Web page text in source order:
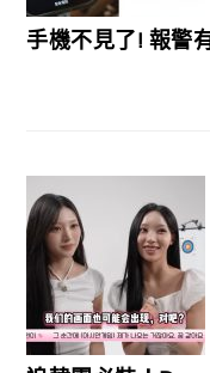
手機不見了! 報警